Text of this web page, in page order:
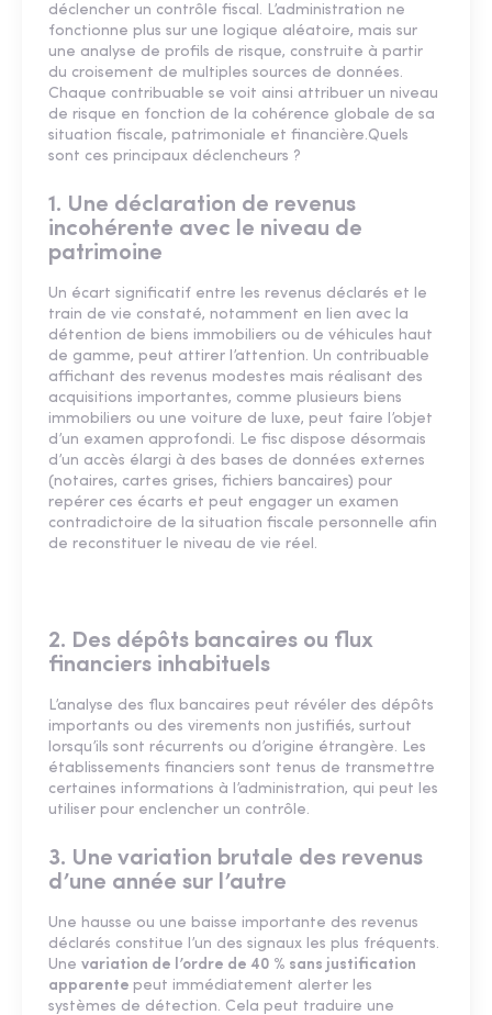
déclencher un contrôle fiscal. L’administration ne
fonctionne plus sur une logique aléatoire, mais sur
une analyse de profils de risque, construite à partir
du croisement de multiples sources de données.
Chaque contribuable se voit ainsi attribuer un niveau
de risque en fonction de la cohérence globale de sa
situation fiscale, patrimoniale et financière.Quels
sont ces principaux déclencheurs ?
1. Une déclaration de revenus
incohérente avec le niveau de
patrimoine
Un écart significatif entre les revenus déclarés et le
train de vie constaté, notamment en lien avec la
détention de biens immobiliers ou de véhicules haut
de gamme, peut attirer l’attention. Un contribuable
affichant des revenus modestes mais réalisant des
acquisitions importantes, comme plusieurs biens
immobiliers ou une voiture de luxe, peut faire l’objet
d’un examen approfondi. Le fisc dispose désormais
d’un accès élargi à des bases de données externes
(notaires, cartes grises, fichiers bancaires) pour
repérer ces écarts et peut engager un examen
contradictoire de la situation fiscale personnelle afin
de reconstituer le niveau de vie réel.
2. Des dépôts bancaires ou flux
financiers inhabituels
L’analyse des flux bancaires peut révéler des dépôts
importants ou des virements non justifiés, surtout
lorsqu’ils sont récurrents ou d’origine étrangère. Les
établissements financiers sont tenus de transmettre
certaines informations à l’administration, qui peut les
utiliser pour enclencher un contrôle.
3. Une variation brutale des revenus
d’une année sur l’autre
Une hausse ou une baisse importante des revenus
déclarés constitue l’un des signaux les plus fréquents.
Une variation de l’ordre de 40 % sans justification
apparente peut immédiatement alerter les
systèmes de détection. Cela peut traduire une